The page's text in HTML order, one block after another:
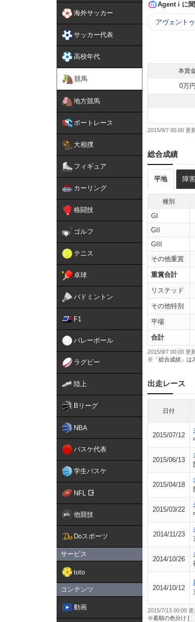
海外サッカー
サッカー代表
高校年代
競馬
地方競馬
ボートレース
大相撲
フィギュア
カーリング
格闘技
ゴルフ
テニス
卓球
バドミントン
F1
バレーボール
ラグビー
陸上
Bリーグ
NBA
バスケ代表
学生バスケ
NFL
他競技
Doスポーツ
サービス
toto
コンテンツ
動画
Agent i に
アヴェント
本賞
0万円
2015/9/7 00:00
総合成績
平地 障害
種別
GI
GII
GIII
その他重賞
重賞合計
リステッド
その他特別
平場
合計
2015/9/7 00:00 更
※「総合成績」は
出走レース
日付
2015/07/12
2015/06/13
2015/04/18
2015/03/22
2014/11/23
2014/10/26
2014/10/12
2015/7/13 00:00 更
※着順の色分け [